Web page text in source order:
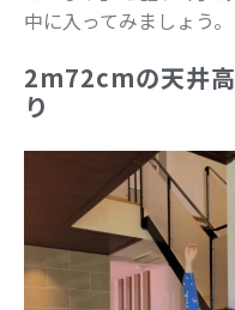
中に入ってみましょう。
2m72cmの天井
り